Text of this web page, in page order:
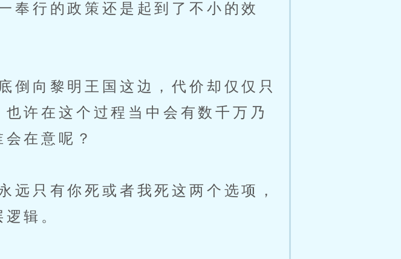
行的政策还是起到了不小的效
向黎明王国这边，代价却仅仅只
许在这个过程当中会有数千万乃
在意呢？
只有你死或者我死这两个选项，
辑。